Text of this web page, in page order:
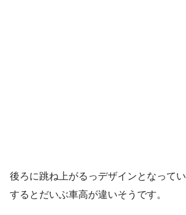
後ろに跳ね上がるっデザインとなって
するとだいぶ車高が違いそうです。